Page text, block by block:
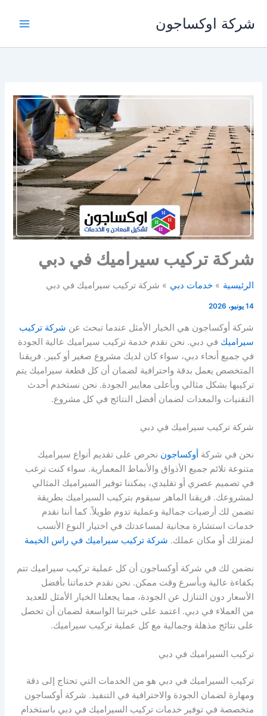
المحتوى
شركة اوكساجون
شركة تركيب سيراميك في دبي
الرئيسية خدمات دبي شركة تركيب سيراميك في دبي
14 يونيو، 2026
شركة أوكساجون هي الخيار الأمثل عندما تبحث عن شركة تركيب
سيراميك في دبي. نحن نقدم خدمة تركيب سيراميك عالية الجودة
في جميع أنحاء دبي، سواء كان لديك مشروع صغير أو كبير. فريقنا
المتخصص يعمل بدقة واحترافية لضمان أن كل قطعة سيراميك يتم
تركيبها بشكل مثالي وبأعلى معايير الجودة. نحن نستخدم أحدث
التقنيات والمعدات لضمان أفضل النتائج في كل مشروع.
شركة تركيب سيراميك في دبي
نحن في شركة أوكساجون نحرص على تقديم أنواع سيراميك
متنوعة تلائم جميع الأذواق والأنماط المعمارية. سواء كنت ترغب
في تصميم عصري أو تقليدي، يمكننا توفير السيراميك المثالي
لمشروعك. فريقنا الماهر سيقوم بتركيب السيراميك بطريقة
تضمن لك أرضيات جمالية وعملية تدوم طويلاً. كما أننا نقدم
خدمات استشارة مجانية لمساعدتك في اختيار النوع الأنسب
لمنزلك أو مكان عملك. شركة تركيب سيراميك في راس الخيمة
نضمن لك في شركة أوكساجون أن كل عملية تركيب سيراميك تتم
بكفاءة عالية وبأسرع وقت ممكن. نحن نقدم خدماتنا بأفضل
الأسعار دون التنازل عن الجودة، مما يجعلنا الخيار الأمثل للعديد
من العملاء في دبي. اعتمد على خبرتنا الواسعة لضمان أن تحصل
على نتائج مذهلة وجمالية مع كل عملية تركيب سيراميك.
تركيب السيراميك في دبي
تركيب السيراميك في دبي هو من الخدمات التي تحتاج إلى دقة
ومهارة لضمان الجودة والاحترافية في التنفيذ. شركة أوكساجون
متخصصة في توفير خدمات تركيب السيراميك في دبي باستخدام